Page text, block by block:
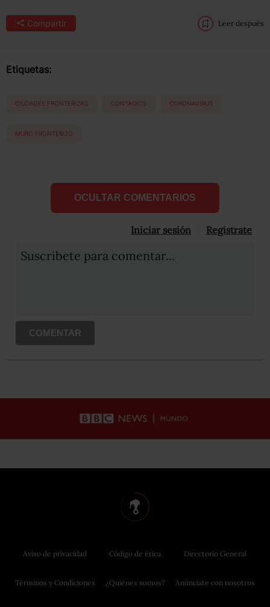
Compartir Leer después
Etiquetas:
CIUDADES FRONTERIZAS CONTAGIOS CORONAVIRUS
MURO FRONTERIZO
OCULTAR COMENTARIOS
Iniciar sesión Registrate
Suscribete para comentar...
COMENTAR
Aviso de privacidad
Términos y Condiciones
Código de ética
¿Quiénes somos?
Directorio General
Anúnciate con nosotros